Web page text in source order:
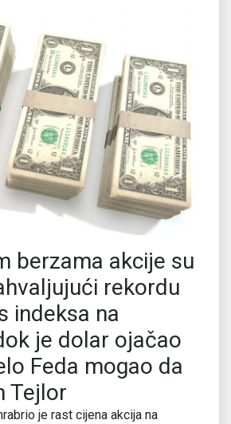
berzama akcije su
rekordu
indeksa na
je dolar ojačao
Feda mogao da
Tejlor
je rast cijena akcija na